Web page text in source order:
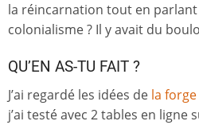
la réincarnation tout en
colonialisme ? Il y avait du
QU’EN AS-TU FAIT ?
J’ai regardé les idées de la forge
j’ai testé avec 2 tables en ligne